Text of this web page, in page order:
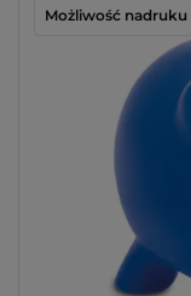
Możliwość nadruku